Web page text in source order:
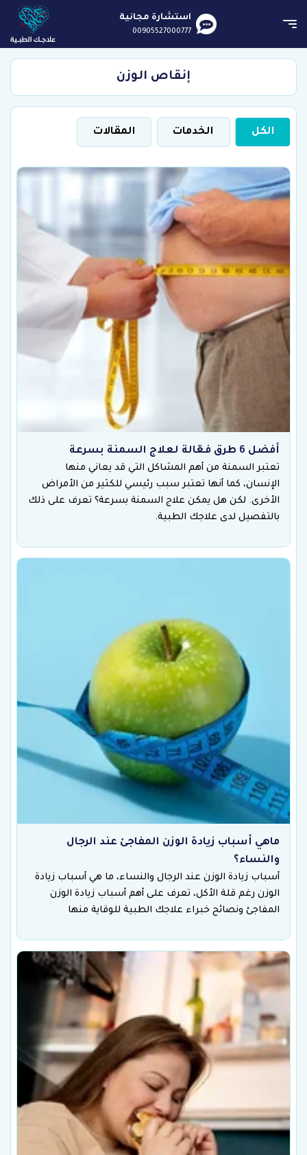
استشارة مجانية
00905527000777
إنقاص الوزن
الكل الخدمات المقالات
أفضل 6 طرق فعّالة لعلاج السمنة بسرعة
تعتبر السمنة من أهم المشاكل التي قد يعاني منها
الإنسان، كما أنها تعتبر سبب رئيسي للكثير من الأمراض
الأخرى. لكن هل يمكن علاج السمنة بسرعة؟ تعرف على ذلك
بالتفصيل لدى علاجك الطبية.
ماهي أسباب زيادة الوزن المفاجئ عند الرجال
والنساء؟
أسباب زيادة الوزن عند الرجال والنساء، ما هي أسباب زيادة
الوزن رغم قلة الأكل، تعرف على أهم أسباب زيادة الوزن
المفاجئ ونصائح خبراء علاجك الطبية للوقاية منها